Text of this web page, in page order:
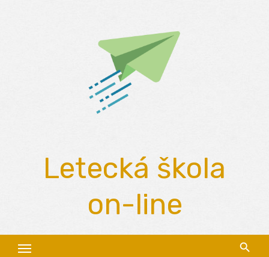
Letecká škola
on-line